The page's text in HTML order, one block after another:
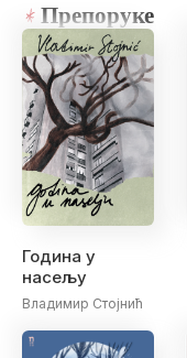
Препоруке
Година у
насељу
Владимир Стојнић